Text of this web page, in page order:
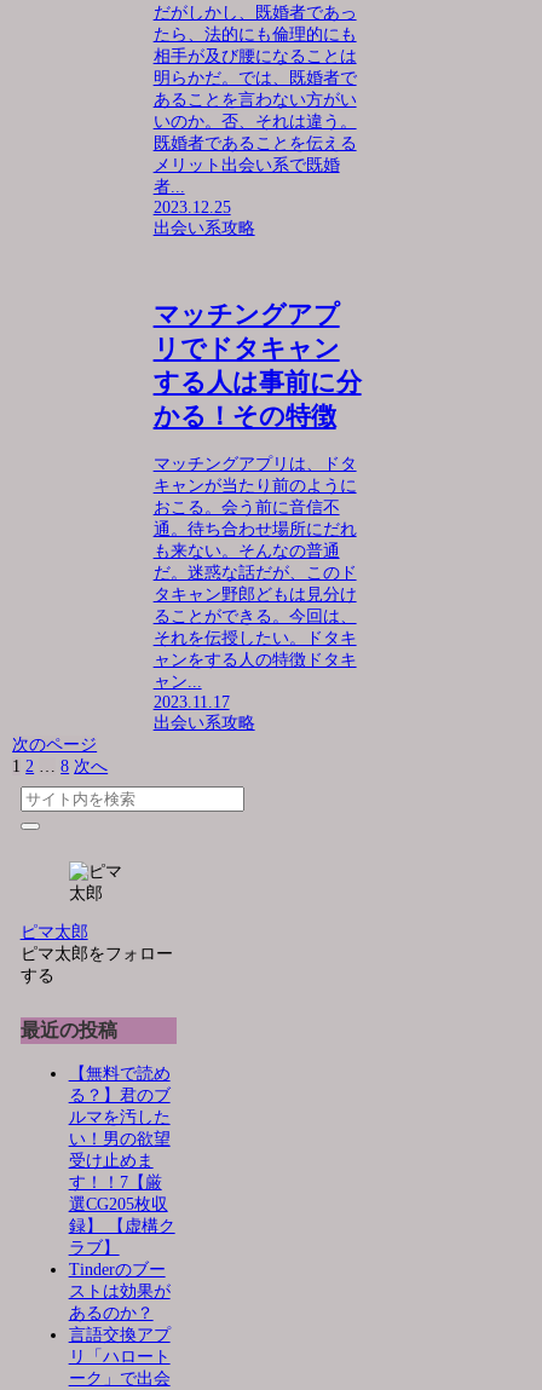
だがしかし、既婚者であっ
たら、法的にも倫理的にも
相手が及び腰になることは
明らかだ。では、既婚者で
あることを言わない方がい
いのか。否、それは違う。
既婚者であることを伝える
メリット出会い系で既婚
者...
2023.12.25
出会い系攻略
マッチングアプ
リでドタキャン
する人は事前に分
かる！その特徴
マッチングアプリは、ドタ
キャンが当たり前のように
おこる。会う前に音信不
通。待ち合わせ場所にだれ
も来ない。そんなの普通
だ。迷惑な話だが、このド
タキャン野郎どもは見分け
ることができる。今回は、
それを伝授したい。ドタキ
ャンをする人の特徴ドタキ
ャン...
2023.11.17
出会い系攻略
次のページ
1 2 … 8 次へ
ピマ太郎
ピマ太郎をフォロー
する
最近の投稿
【無料で読め
る？】君のブ
ルマを汚した
い！男の欲望
受け止めま
す！！7【厳
選CG205枚収
録】 【虚構ク
ラブ】
Tinderのブー
ストは効果が
あるのか？
言語交換アプ
リ「ハロート
ーク」で出会